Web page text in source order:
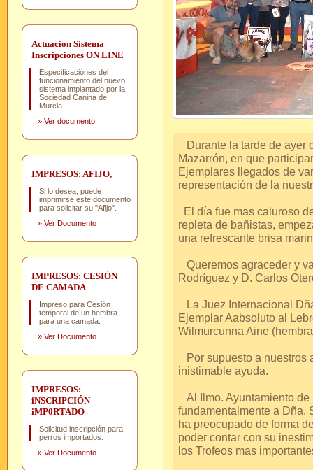
Actuacion Sistema
Inscripciones ON LINE
Especificaciónes del
funcionamiento del nuevo
sistema implantado por la
Sociedad Canina de
Murcia
» Ver documento
IMPRESOS: AFIJO,
Si lo desea, puede
imprimirse este documento
para solicitar su "Afijo".
» Ver Documento
IMPRESOS: CESIÓN
DE CAMADA
Impreso para Cesión
temporal de un hembra
para una camada.
» Ver Documento
IMPRESOS:
iNSCRIPCIÓN
iMP0RTADO
Solicitud inscripción para
perros importados.
» Ver Documento
Durante la tarde de ayer
Mazarrón, en que
Ejemplares llegados de
representación de la
El día fue mas caluroso
repleta de bañistas,
una refrescante brisa
Queremos agraceder y
Rodríguez y D. Carlos
La Juez Internacional
Ejemplar Aabsoluto al
Wilmurcunna Aine
Por supuesto a nuestros
inistimable ayuda.
Al Ilmo. Ayuntamiento
fundamentalmente a Dña.
ha preocupado de forma
poder contar con su
los Trofeos mas